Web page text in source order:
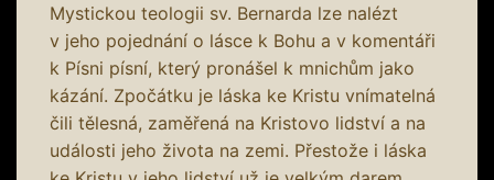
Mystickou teologii sv. Bernarda lze nalézt
v jeho pojednání o lásce k Bohu a v komentáři
k Písni písní, který pronášel k mnichům jako
kázání. Zpočátku je láska ke Kristu vnímatelná
čili tělesná, zaměřená na Kristovo lidství a na
události jeho života na zemi. Přestože i láska